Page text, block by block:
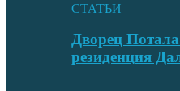
СТАТЬИ
Дворец
резиденция